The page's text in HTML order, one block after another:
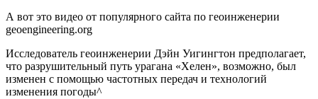
А вот это видео от популярного сайта по геоинженерии
geoengineering.org
Исследователь геоинженерии Дэйн Уигингтон предполагает,
что разрушительный путь урагана «Хелен», возможно, был
изменен с помощью частотных передач и технологий
изменения погоды^